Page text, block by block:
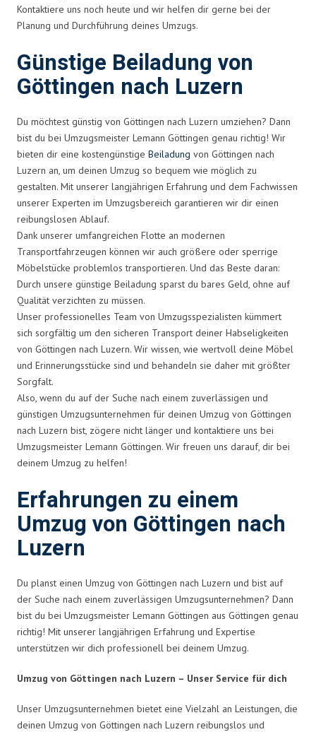
Kontaktiere uns noch heute und wir helfen dir gerne bei der
Planung und Durchführung deines Umzugs.
Günstige Beiladung von
Göttingen nach Luzern
Du möchtest günstig von Göttingen nach Luzern umziehen? Dann
bist du bei Umzugsmeister Lemann Göttingen genau richtig! Wir
bieten dir eine kostengünstige Beiladung von Göttingen nach
Luzern an, um deinen Umzug so bequem wie möglich zu
gestalten. Mit unserer langjährigen Erfahrung und dem Fachwissen
unserer Experten im Umzugsbereich garantieren wir dir einen
reibungslosen Ablauf.
Dank unserer umfangreichen Flotte an modernen
Transportfahrzeugen können wir auch größere oder sperrige
Möbelstücke problemlos transportieren. Und das Beste daran:
Durch unsere günstige Beiladung sparst du bares Geld, ohne auf
Qualität verzichten zu müssen.
Unser professionelles Team von Umzugsspezialisten kümmert
sich sorgfältig um den sicheren Transport deiner Habseligkeiten
von Göttingen nach Luzern. Wir wissen, wie wertvoll deine Möbel
und Erinnerungsstücke sind und behandeln sie daher mit größter
Sorgfalt.
Also, wenn du auf der Suche nach einem zuverlässigen und
günstigen Umzugsunternehmen für deinen Umzug von Göttingen
nach Luzern bist, zögere nicht länger und kontaktiere uns bei
Umzugsmeister Lemann Göttingen. Wir freuen uns darauf, dir bei
deinem Umzug zu helfen!
Erfahrungen zu einem
Umzug von Göttingen nach
Luzern
Du planst einen Umzug von Göttingen nach Luzern und bist auf
der Suche nach einem zuverlässigen Umzugsunternehmen? Dann
bist du bei Umzugsmeister Lemann Göttingen aus Göttingen genau
richtig! Mit unserer langjährigen Erfahrung und Expertise
unterstützen wir dich professionell bei deinem Umzug.
Umzug von Göttingen nach Luzern – Unser Service für dich
Unser Umzugsunternehmen bietet eine Vielzahl an Leistungen, die
deinen Umzug von Göttingen nach Luzern reibungslos und